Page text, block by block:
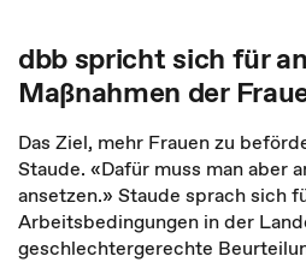
dbb spricht sich für
Maßnahmen der
Das Ziel, mehr Frauen zu
Staude. «Dafür muss man aber
ansetzen.» Staude sprach sich
Arbeitsbedingungen in der
geschlechtergerechte